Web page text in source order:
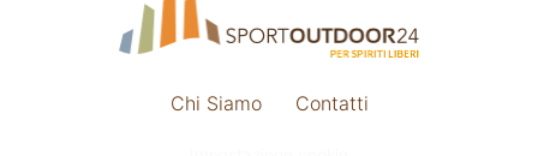
Chi Siamo Contatti